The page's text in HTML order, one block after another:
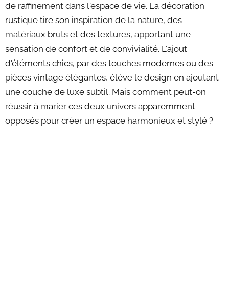
de raffinement dans l'espace de vie. La décoration
rustique tire son inspiration de la nature, des
matériaux bruts et des textures, apportant une
sensation de confort et de convivialité. L'ajout
d'éléments chics, par des touches modernes ou des
pièces vintage élégantes, élève le design en ajoutant
une couche de luxe subtil. Mais comment peut-on
réussir à marier ces deux univers apparemment
opposés pour créer un espace harmonieux et stylé ?